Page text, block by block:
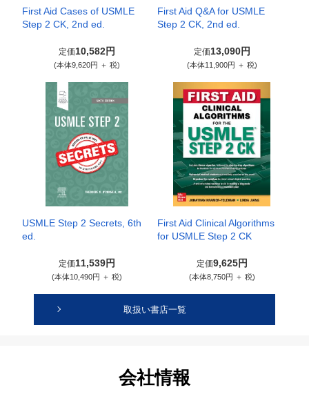
First Aid Cases of USMLE
Step 2 CK, 2nd ed.
定価10,582円
(本体9,620円 ＋ 税)
First Aid Q&A for USMLE
Step 2 CK, 2nd ed.
定価13,090円
(本体11,900円 ＋ 税)
USMLE Step 2 Secrets, 6th
ed.
定価11,539円
(本体10,490円 ＋ 税)
First Aid Clinical Algorithms
for USMLE Step 2 CK
定価9,625円
(本体8,750円 ＋ 税)
取扱い書店一覧
会社情報